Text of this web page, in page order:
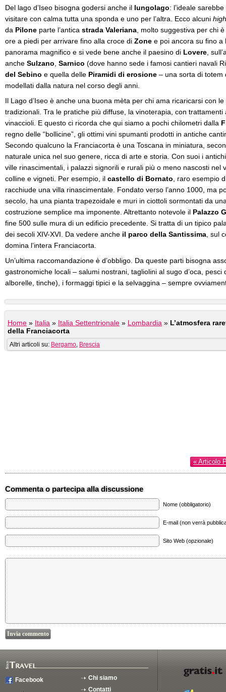
Del lago d’Iseo bisogna godersi anche il lungolago: l’ideale
visitare con calma tutta una sponda e uno per l’altra. Ecco alcuni
da Pilone parte l’antica strada Valeriana , molto suggestiva per chi
ore a piedi per arrivare fino alla croce di Zone e poi ancora su fino a
panorama magnifico e si vede bene anche il paesino di Lovere ,
anche Sulzano Sarnico (dove hanno sede i famosi cantieri navali
del Sebino e quella delle Piramidi di erosione – una sorta di totem
modellati dalla natura nel corso degli anni.
Il Lago d’Iseo è anche una buona mèta per chi ama ricaricarsi con le
tradizionali. Tra le pratiche più diffuse, la vinoterapia, con trattamenti
vinaccioli. E questo ci ricorda che qui siamo a pochi chilometri dalla
regno delle “bollicine”, gli ottimi vini spumanti prodotti in antiche
Secondo qualcuno la Franciacorta è una Toscana in miniatura,
naturale unica nel suo genere, ricca di arte e storia. Con suoi i
ville rinascimentali, i palazzi signorili e rurali più o meno nascosti nel
colline e vigneti. Per esempio, il castello di Bornato , raro esempio
racchiude una villa rinascimentale. Fondato verso l’anno 1000, ma
secolo, ha una pianta trapezoidale e muri in ciottoli sormontati da
costruzione semplice ma imponente. Altrettanto notevole il Palazzo
fine 500 sulle mura di un edificio precedente. Si tratta di un tipico
dei secoli XIV-XVI. Da vedere anche il parco della Santissima , sul
domina l’intera Franciacorta.
Un’ultima raccomandazione è d’obbligo. Da queste parti bisogna
gastronomiche locali – salumi nostrani, tagliolini al sugo d’oca, pesci
alborelle, tinche), i formaggi tipici e la selvaggina – sempre
Home » Italia » Italia Settentrionale » Lombardia » L’atmosfera
della Franciacorta
Altri articoli su: Bergamo, Brescia
« Articolo
Commenta o partecipa alla discussione
Nome (obbligatorio)
E-mail (non verrà
Sito Web (opzionale)
Facebook
Chi siamo
Contatti